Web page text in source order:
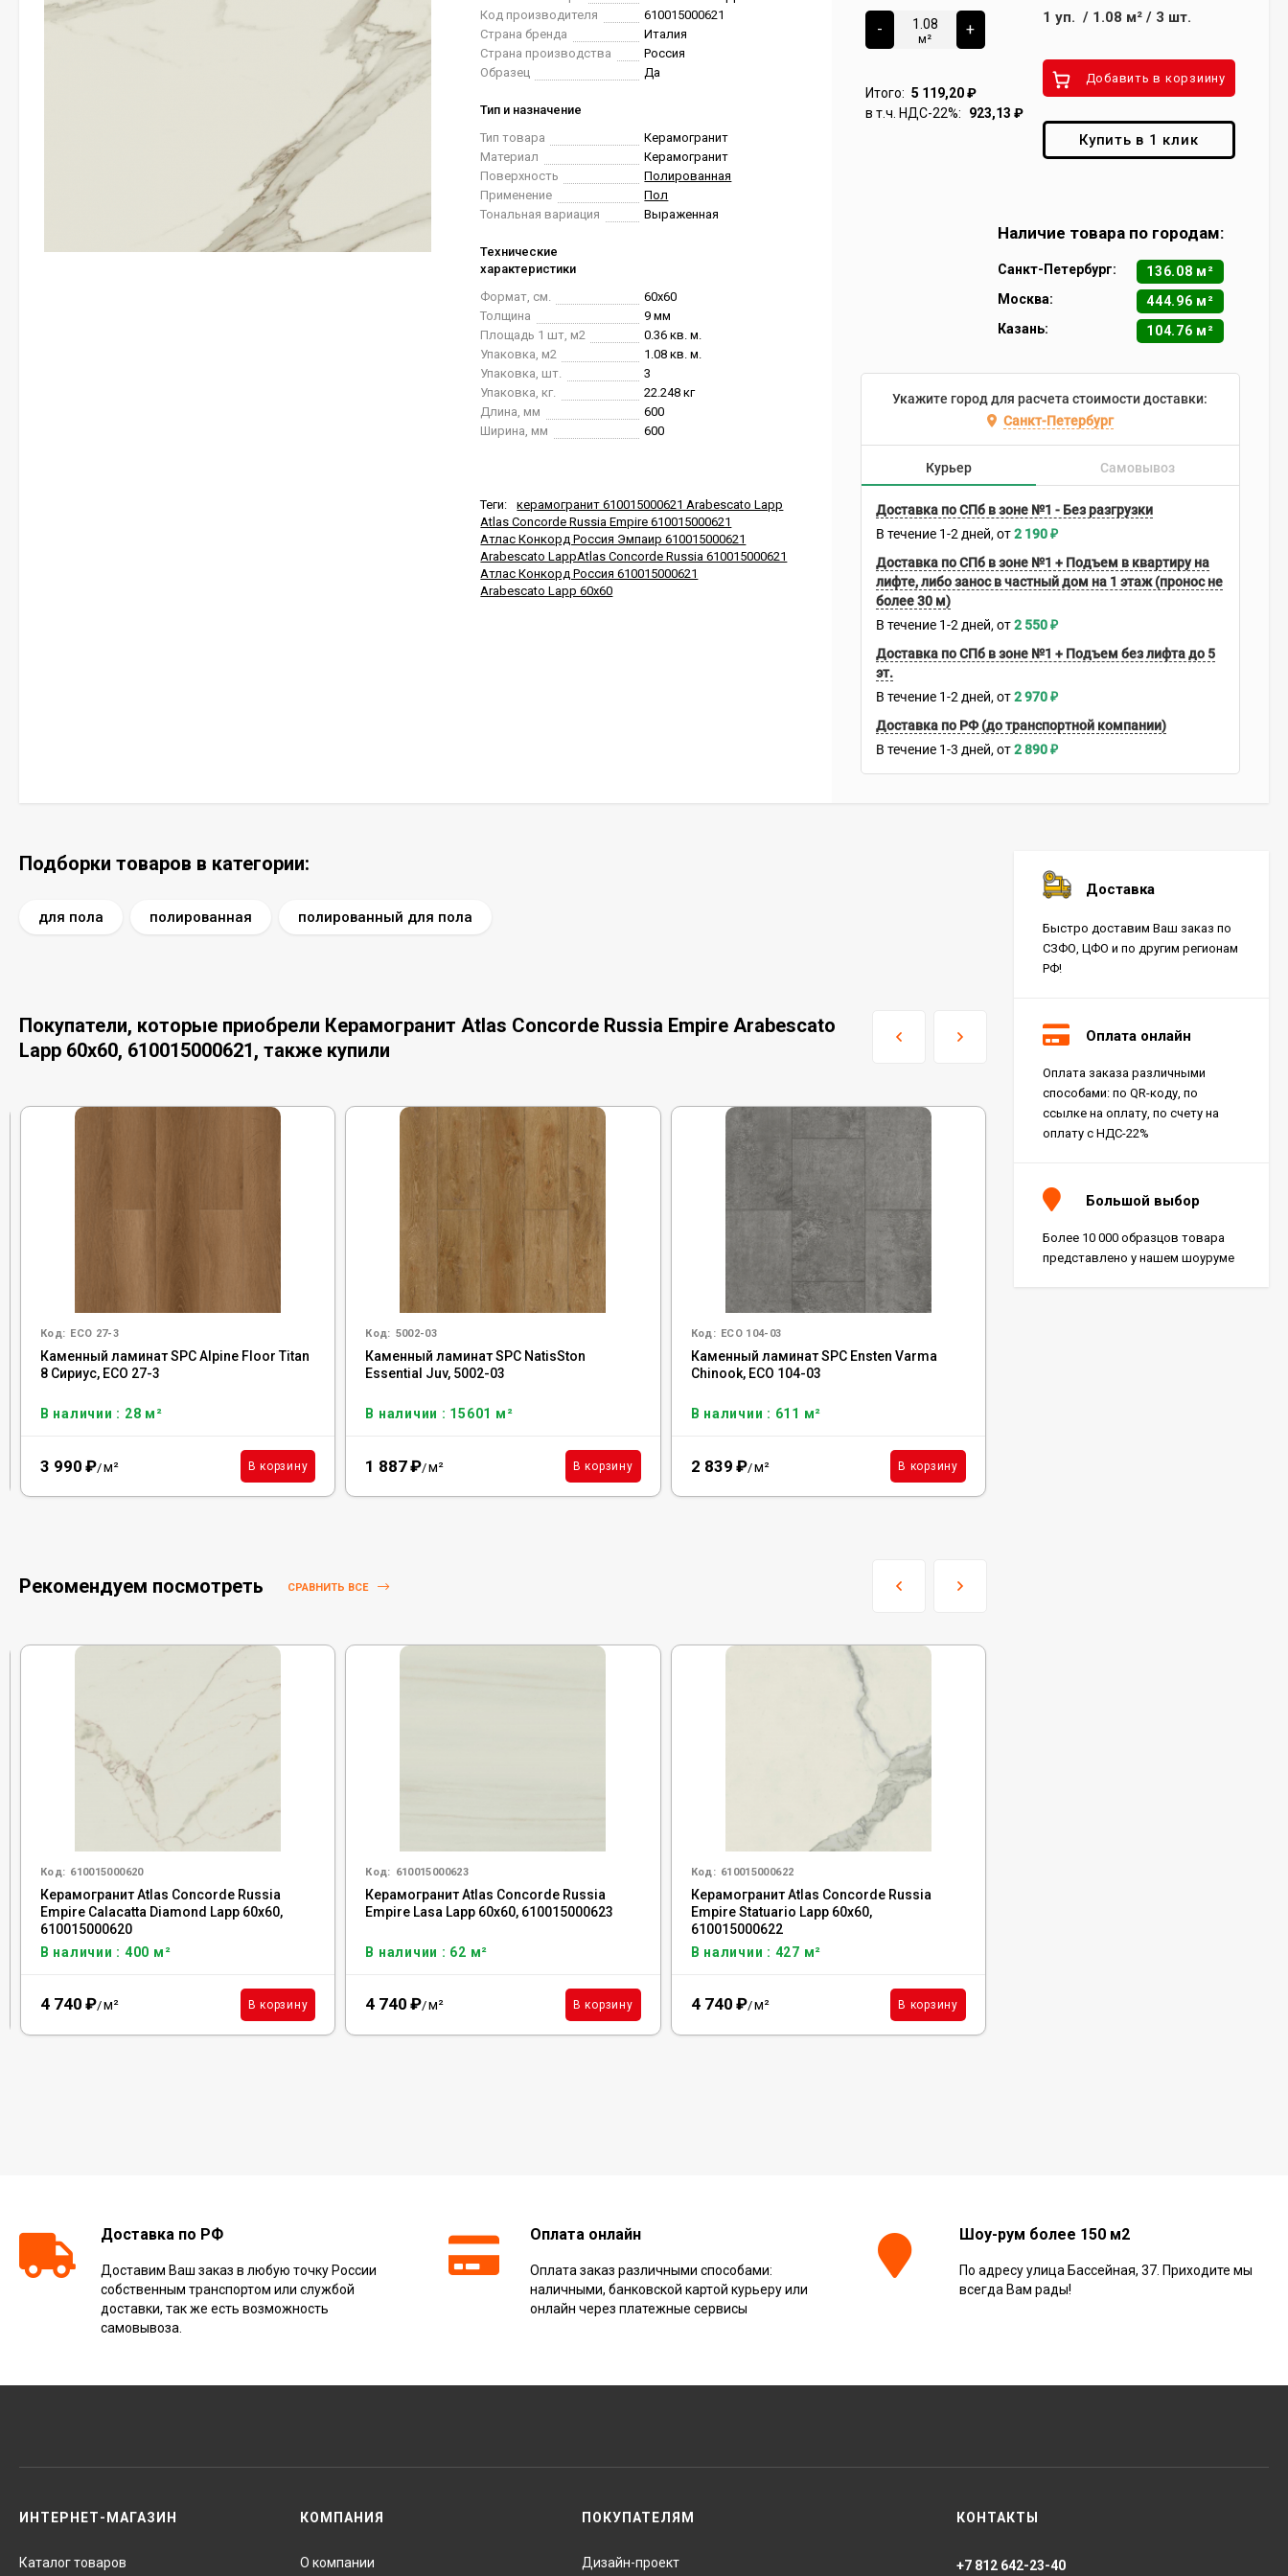
Код производителя
610015000621
Страна бренда
Италия
Страна производства
Россия
Образец
Да
Тип и назначение
Тип товара
Керамогранит
Материал
Керамогранит
Поверхность
Полированная
Применение
Пол
Тональная вариация
Выраженная
Технические
характеристики
Формат, см.
60x60
Толщина
9 мм
Площадь 1 шт, м2
0.36 кв. м.
Упаковка, м2
1.08 кв. м.
Упаковка, шт.
3
Упаковка, кг.
22.248 кг
Длина, мм
600
Ширина, мм
600
Теги:
керамогранит 610015000621 Arabescato Lapp
Atlas Concorde Russia Empire 610015000621
Атлас Конкорд Россия Эмпаир 610015000621
Arabescato LappAtlas Concorde Russia 610015000621
Атлас Конкорд Россия 610015000621
Arabescato Lapp 60x60
-
м²
+
Итого: 5 119,20₽
в т.ч. НДС-22%:
923,13 ₽
1 уп. / 1.08 м²/ 3 шт.
Добавить в корзиину
Купить в 1 клик
Наличие товара по городам:
Санкт-Петербург:
136.08 м²
Москва:
444.96 м²
Казань:
104.76 м²
Укажите город для расчета стоимости доставки:
Санкт-Петербург
Курьер Самовывоз
Доставка по СПб в зоне №1 - Без разгрузки
В течение 1-2 дней 2 190₽
Доставка по СПб в зоне №1 + Подъем в квартиру на
лифте, либо занос в частный дом на 1 этаж (пронос не
более 30 м)
В течение 1-2 дней 2 550₽
Доставка по СПб в зоне №1 + Подъем без лифта до 5
эт.
В течение 1-2 дней 2 970₽
Доставка по РФ (до транспортной компании)
В течение 1-3 дней 2 890₽
Подборки товаров в категории:
для пола полированная полированный для пола
Покупатели, которые приобрели Керамогранит Atlas Concorde Russia Empire Arabescato
Lapp 60x60, 610015000621, также купили
Код: ECO 27-3
Каменный ламинат SPC Alpine Floor Titan
8 Сириус, ЕСО 27-3
В наличии : 28 м²
3 990 ₽/м² В корзину
Код: 5002-03
Каменный ламинат SPC NatisSton
Essential Juv, 5002-03
В наличии : 15601 м²
1 887₽/м² В корзину
Код: ECO 104-03
Каменный ламинат SPC Ensten Varma
Chinook, ECO 104-03
В наличии : 611 м²
2 839 ₽/м² В корзину
Рекомендуем посмотреть СРАВНИТЬ ВСЕ
Код: 610015000620
Керамогранит Atlas Concorde Russia
Empire Calacatta Diamond Lapp 60x60,
610015000620
В наличии : 400 м²
4 740 ₽/м² В корзину
Код: 610015000623
Керамогранит Atlas Concorde Russia
Empire Lasa Lapp 60x60, 610015000623
В наличии : 62 м²
4 740 ₽/м² В корзину
Код: 610015000622
Керамогранит Atlas Concorde Russia
Empire Statuario Lapp 60x60,
610015000622
В наличии : 427 м²
4 740 ₽/м² В корзину
Доставка
Быстро доставим Ваш заказ по
СЗФО, ЦФО и по другим регионам
РФ!
Оплата онлайн
Оплата заказа различными
способами: по QR-коду, по
ссылке на оплату, по счету на
оплату с НДС-22%
Большой выбор
Более 10 000 образцов товара
представлено у нашем шоуруме
Доставка по РФ
Доставим Ваш заказ в любую точку России
собственным транспортом или службой
доставки, так же есть возможность
самовывоза.
Оплата онлайн
Оплата заказ различными способами:
наличными, банковской картой курьеру или
онлайн через платежные сервисы
Шоу-рум более 150 м2
По адресу улица Бассейная, 37. Приходите мы
всегда Вам рады!
ИНТЕРНЕТ-МАГАЗИН
Каталог товаров
КОМПАНИЯ
О компании
ПОКУПАТЕЛЯМ
Дизайн-проект
КОНТАКТЫ
+7 812 642-23-40